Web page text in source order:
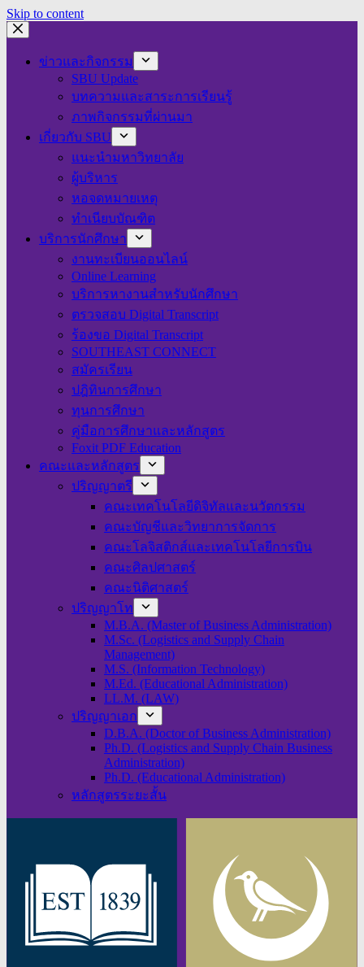
Skip to content
ข่าวและกิจกรรม
SBU Update
บทความและสาระการเรียนรู้
ภาพกิจกรรมที่ผ่านมา
เกี่ยวกับ SBU
แนะนำมหาวิทยาลัย
ผู้บริหาร
หอจดหมายเหตุ
ทำเนียบบัณฑิต
บริการนักศึกษา
งานทะเบียนออนไลน์
Online Learning
บริการหางานสำหรับนักศึกษา
ตรวจสอบ Digital Transcript
ร้องขอ Digital Transcript
SOUTHEAST CONNECT
สมัครเรียน
ปฎิทินการศึกษา
ทุนการศึกษา
คู่มือการศึกษาและหลักสูตร
Foxit PDF Education
คณะและหลักสูตร
ปริญญาตรี
คณะเทคโนโลยีดิจิทัลและนวัตกรรม
คณะบัญชีและวิทยาการจัดการ
คณะโลจิสติกส์และเทคโนโลยีการบิน
คณะศิลปศาสตร์
คณะนิติศาสตร์
ปริญญาโท
M.B.A. (Master of Business Administration)
M.Sc. (Logistics and Supply Chain
Management)
M.S. (Information Technology)
M.Ed. (Educational Administration)
LL.M. (LAW)
ปริญญาเอก
D.B.A. (Doctor of Business Administration)
Ph.D. (Logistics and Supply Chain Business
Administration)
Ph.D. (Educational Administration)
หลักสูตรระยะสั้น